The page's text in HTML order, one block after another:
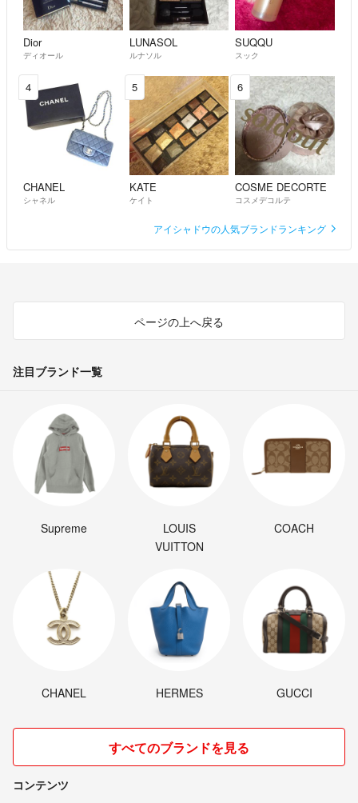
Dior
ディオール
LUNASOL
ルナソル
SUQQU
スック
4
CHANEL
シャネル
5
KATE
ケイト
6
COSME DECORTE
コスメデコルテ
アイシャドウの人気ブランドランキング
ページの上へ戻る
注目ブランド一覧
Supreme
LOUIS
VUITTON
COACH
CHANEL HERMES GUCCI
すべてのブランドを見る
コンテンツ